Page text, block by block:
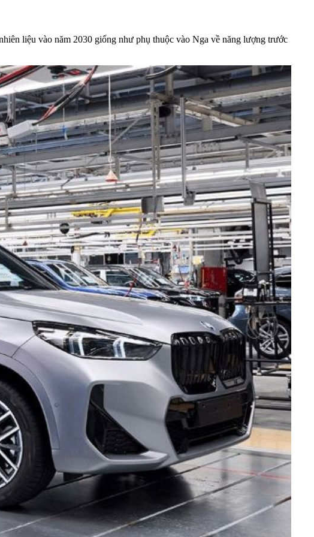
liệu vào năm 2030 giống như phụ thuộc vào Nga về năng lượng trước